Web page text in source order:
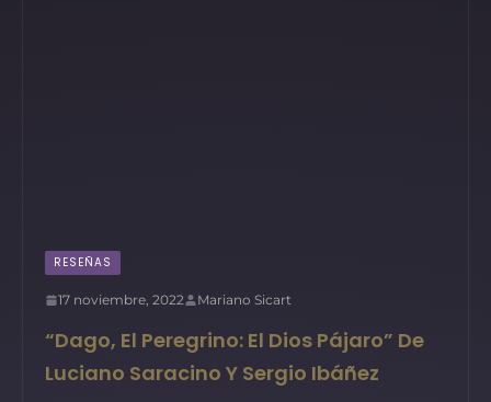
RESEÑAS
17 noviembre, 2022 Mariano Sicart
“Dago, El Peregrino: El Dios Pájaro” De
Luciano Saracino Y Sergio Ibáñez